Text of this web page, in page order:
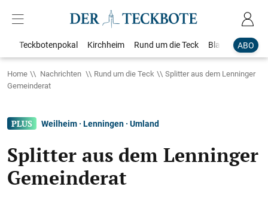
ABO
Teckbotenpokal Kirchheim Rund um die Teck Blaulicht
Home Nachrichten Rund um die Teck
Splitter aus dem Lenninger
Gemeinderat
Weilheim · Lenningen · Umland
Splitter aus dem Lenninger
Gemeinderat